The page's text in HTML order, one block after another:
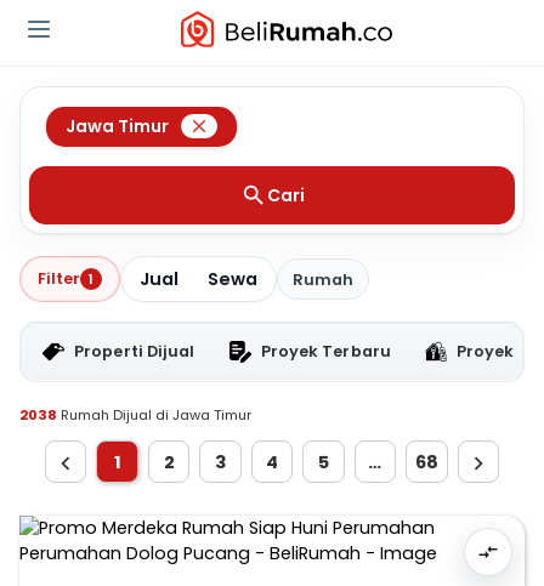
Jawa Timur
Cari
Filter 1 Jual Sewa Rumah
Properti Dijual Proyek Terbaru Proyek
2038 Rumah Dijual di Jawa Timur
1 2 3 4 5 … 68